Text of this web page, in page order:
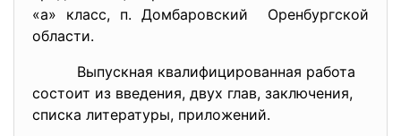
«а» класс, п. Домбаровский Оренбургской
области.
Выпускная квалифицированная работа
состоит из введения, двух глав, заключения,
списка литературы, приложений.